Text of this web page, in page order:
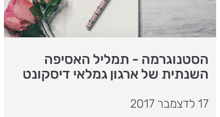
הסטנוגרמה - תמליל האסיפה
השנתית של ארגון גמלאי דיסקונט
17 לדצמבר 2017